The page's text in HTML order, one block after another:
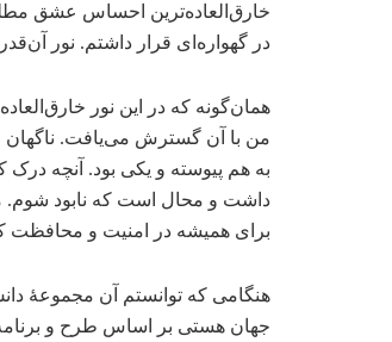
خارق‌العاده‌ترین احساس عشق
در گهواره‌ای قرار داشتم. نور
همان‌گونه که در این نور
من با آن گسترش می‌یافت.
به هم پیوسته و یکی بود. آنچه درک
داشت و محال است که نابود
برای همیشه در امنیت و محافظت
هنگامی که توانستم آن مجموعۀ
جهان هستی بر اساس طرح و